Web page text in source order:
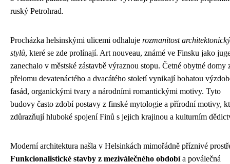
ruský Petrohrad.
Procházka helsinskými ulicemi odhaluje rozmanitost
stylů, které se zde prolínají. Art nouveau, známé ve Finsku jako
zanechalo v městské zástavbě výraznou stopu. Četné obytné domy
přelomu devatenáctého a dvacátého století vynikají bohatou
fasád, organickými tvary a národními romantickými motivy. Tyto
budovy často zdobí postavy z finské mytologie a přírodní motivy,
zdůrazňují hluboké spojení Finů s jejich krajinou a kulturním
Moderní architektura našla v Helsinkách mimořádně příznivé
Funkcionalistické stavby z meziválečného obdobía poválečná